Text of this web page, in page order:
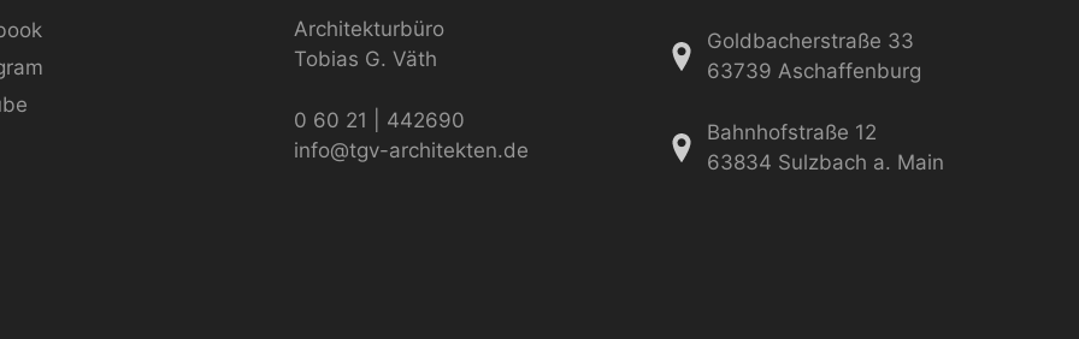
Architekturbüro
Tobias G. Väth
0 60 21 | 442690
info@tgv-architekten.de
Goldbacherstraße 33
63739 Aschaffenburg
Bahnhofstraße 12
63834 Sulzbach a. Main